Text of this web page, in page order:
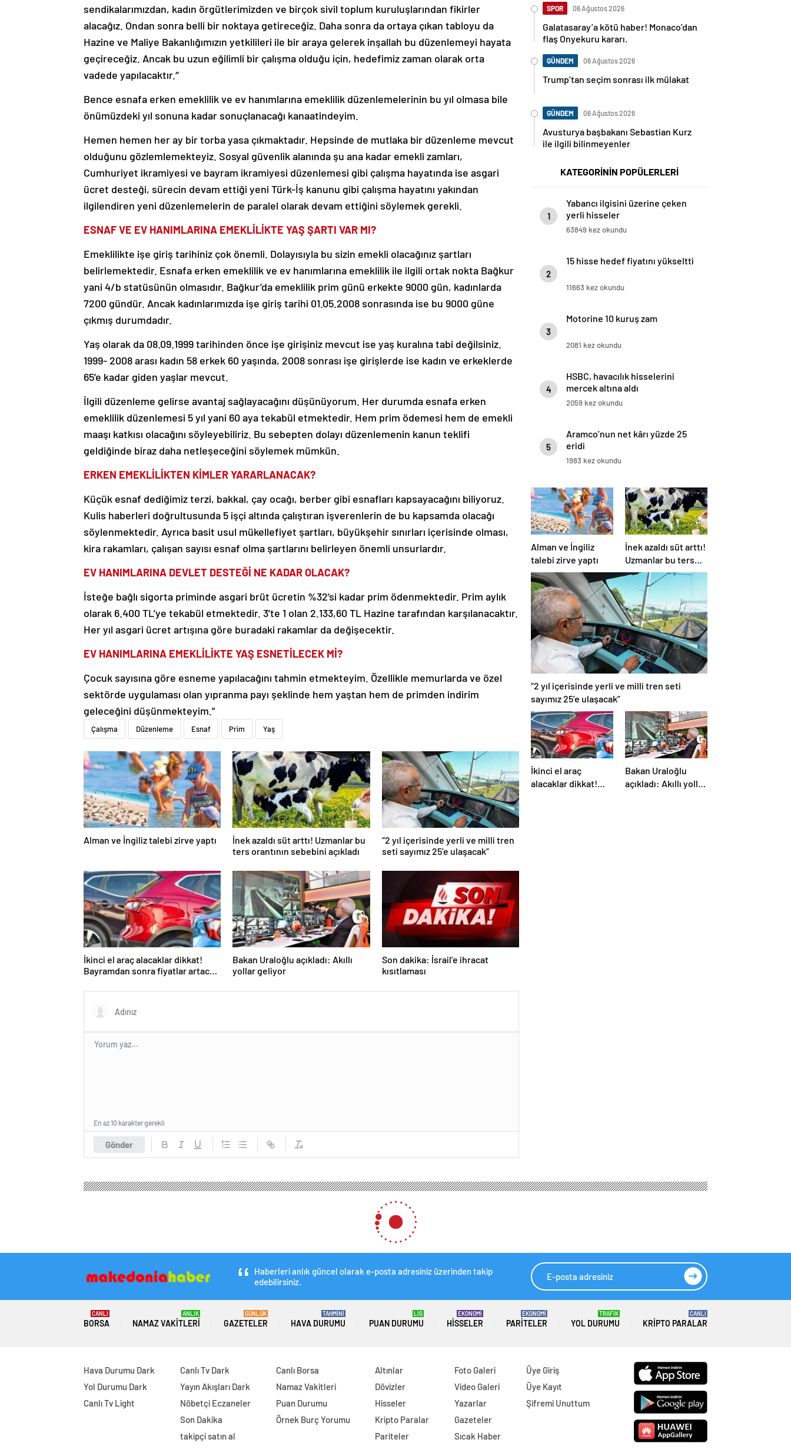
sendikalarımızdan, kadın örgütlerimizden ve birçok sivil toplum kuruluşlarından fikirler
alacağız. Ondan sonra belli bir noktaya getireceğiz. Daha sonra da ortaya çıkan tabloyu da
Hazine ve Maliye Bakanlığımızın yetkilileri ile bir araya gelerek inşallah bu düzenlemeyi hayata
geçireceğiz. Ancak bu uzun eğilimli bir çalışma olduğu için, hedefimiz zaman olarak orta
vadede yapılacaktır.‘’
Bence esnafa erken emeklilik ve ev hanımlarına emeklilik düzenlemelerinin bu yıl olmasa bile
önümüzdeki yıl sonuna kadar sonuçlanacağı kanaatindeyim.
Hemen hemen her ay bir torba yasa çıkmaktadır. Hepsinde de mutlaka bir düzenleme mevcut
olduğunu gözlemlemekteyiz. Sosyal güvenlik alanında şu ana kadar emekli zamları,
Cumhuriyet ikramiyesi ve bayram ikramiyesi düzenlemesi gibi çalışma hayatında ise asgari
ücret desteği, sürecin devam ettiği yeni Türk-İş kanunu gibi çalışma hayatını yakından
ilgilendiren yeni düzenlemelerin de paralel olarak devam ettiğini söylemek gerekli.
ESNAF VE EV HANIMLARINA EMEKLİLİKTE YAŞ ŞARTI VAR MI?
Emeklilikte işe giriş tarihiniz çok önemli. Dolayısıyla bu sizin emekli olacağınız şartları
belirlemektedir. Esnafa erken emeklilik ve ev hanımlarına emeklilik ile ilgili ortak nokta Bağkur
yani 4/b statüsünün olmasıdır. Bağkur’da emeklilik prim günü erkekte 9000 gün, kadınlarda
7200 gündür. Ancak kadınlarımızda işe giriş tarihi 01.05.2008 sonrasında ise bu 9000 güne
çıkmış durumdadır.
Yaş olarak da 08.09.1999 tarihinden önce işe girişiniz mevcut ise yaş kuralına tabi değilsiniz.
1999- 2008 arası kadın 58 erkek 60 yaşında, 2008 sonrası işe girişlerde ise kadın ve erkeklerde
65’e kadar giden yaşlar mevcut.
İlgili düzenleme gelirse avantaj sağlayacağını düşünüyorum. Her durumda esnafa erken
emeklilik düzenlemesi 5 yıl yani 60 aya tekabül etmektedir. Hem prim ödemesi hem de emekli
maaşı katkısı olacağını söyleyebiliriz. Bu sebepten dolayı düzenlemenin kanun teklifi
geldiğinde biraz daha netleşeceğini söylemek mümkün.
ERKEN EMEKLİLİKTEN KİMLER YARARLANACAK?
Küçük esnaf dediğimiz terzi, bakkal, çay ocağı, berber gibi esnafları kapsayacağını biliyoruz.
Kulis haberleri doğrultusunda 5 işçi altında çalıştıran işverenlerin de bu kapsamda olacağı
söylenmektedir. Ayrıca basit usul mükellefiyet şartları, büyükşehir sınırları içerisinde olması,
kira rakamları, çalışan sayısı esnaf olma şartlarını belirleyen önemli unsurlardır.
EV HANIMLARINA DEVLET DESTEĞİ NE KADAR OLACAK?
İsteğe bağlı sigorta priminde asgari brüt ücretin %32’si kadar prim ödenmektedir. Prim aylık
olarak 6.400 TL’ye tekabül etmektedir. 3’te 1 olan 2.133,60 TL Hazine tarafından karşılanacaktır.
Her yıl asgari ücret artışına göre buradaki rakamlar da değişecektir.
EV HANIMLARINA EMEKLİLİKTE YAŞ ESNETİLECEK Mİ?
Çocuk sayısına göre esneme yapılacağını tahmin etmekteyim. Özellikle memurlarda ve özel
sektörde uygulaması olan yıpranma payı şeklinde hem yaştan hem de primden indirim
geleceğini düşünmekteyim.”
Çalışma Düzenleme Esnaf Prim Yaş
Alman ve İngiliz talebi zirve yaptı
İnek azaldı süt arttı! Uzmanlar bu
ters orantının sebebini açıkladı
“2 yıl içerisinde yerli ve milli tren
seti sayımız 25’e ulaşacak”
İkinci el araç alacaklar dikkat!
Bayramdan sonra fiyatlar artacak
Bakan Uraloğlu açıkladı: Akıllı
yollar geliyor
Son dakika: İsrail’e ihracat
kısıtlaması
Gönder
En az 10 karakter gerekli
SPOR 06 Ağustos 2026
Galatasaray’a kötü haber! Monaco’dan
flaş Onyekuru kararı.
GÜNDEM 06 Ağustos 2026
Trump’tan seçim sonrası ilk mülakat
GÜNDEM 06 Ağustos 2026
Avusturya başbakanı Sebastian Kurz
ile ilgili bilinmeyenler
KATEGORİNİN POPÜLERLERİ
1
Yabancı ilgisini üzerine çeken
yerli hisseler
63849 kez okundu
2
15 hisse hedef fiyatını yükseltti
11663 kez okundu
3
Motorine 10 kuruş zam
2081 kez okundu
4
HSBC, havacılık hisselerini
mercek altına aldı
2059 kez okundu
5
Aramco’nun net kârı yüzde 25
eridi
1983 kez okundu
Alman ve İngiliz
talebi zirve yaptı
İnek azaldı süt arttı!
Uzmanlar bu ters
orantının sebebini
açıkladı
“2 yıl içerisinde yerli ve milli tren seti
sayımız 25’e ulaşacak”
İkinci el araç
alacaklar dikkat!
Bakan Uraloğlu
açıkladı: Akıllı yollar
Haberleri anlık güncel olarak e-posta adresiniz üzerinden takip
edebilirsiniz.
BORSA
CANLI
NAMAZ VAKITLERI
ANLIK
GAZETELER
GÜNLÜK
HAVA DURUMU
TAHMİNİ
PUAN DURUMU
LİG
HISSELER
EKONOMİ
PARITELER
EKONOMİ
YOL DURUMU
TRAFİK
KRIPTO PARALAR
CANLI
Hava Durumu Dark
Yol Durumu Dark
Canlı Tv Light
Canlı Tv Dark
Yayın Akışları Dark
Nöbetçi Eczaneler
Son Dakika
takipçi satın al
Canlı Borsa
Namaz Vakitleri
Puan Durumu
Örnek Burç Yorumu
Altınlar
Dövizler
Hisseler
Kripto Paralar
Pariteler
Foto Galeri
Video Galeri
Yazarlar
Gazeteler
Sıcak Haber
Üye Giriş
Üye Kayıt
Şifremi Unuttum